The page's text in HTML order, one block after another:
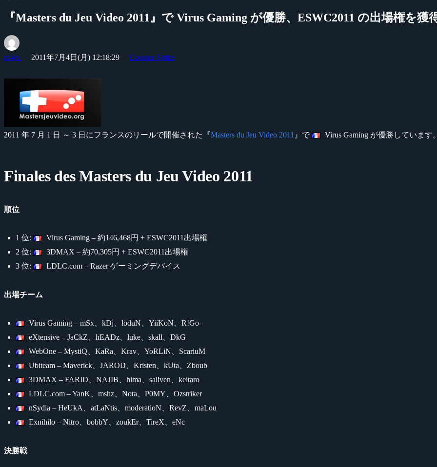
『Masters du Jeu Video 2011』で Virus Gaming が優勝、ESWC2011 の出場権を獲
m4er 2011年7月4日(月) 12:18:29 Counter-Strike
2011 年 7 月 1 日 ～ 3 日にフランスのリールで開催された『Masters du Jeu Video 2011 』で Virus Gaming が優勝しています
Finales des Masters du Jeu Video 2011
順位
1 位:
Virus Gaming – 約146,468円 + ESWC2011出場権
2 位:
3DMAX – 約70,305円 + ESWC2011出場権
3 位:
LDLC.com – Razer ゲーミングデバイス
出場チーム
Virus Gaming – mSx、kDj、loduN、YiiKoN、R!Go-
eXtensive – JaCkZ、hEADz、luke、skall、DkG
WebOne – MystiQ、KaRa、Krav、YoRLiN、ScariuM
Ubiteam – Maverick、JAROD、Kristen、kUta、Zboub
3DMAX – FARID、NAJIB、hima、saiiven、keitaro
LDLC.com – YanK、mshz、Nota、P0MY、Ozstriker
nSydia – HeUkA、atLaNtis、moderatioN、RevZ、maLou
Exnihilo – Nitro、bobbY、zoukEr、TireX、eNc
決勝戦